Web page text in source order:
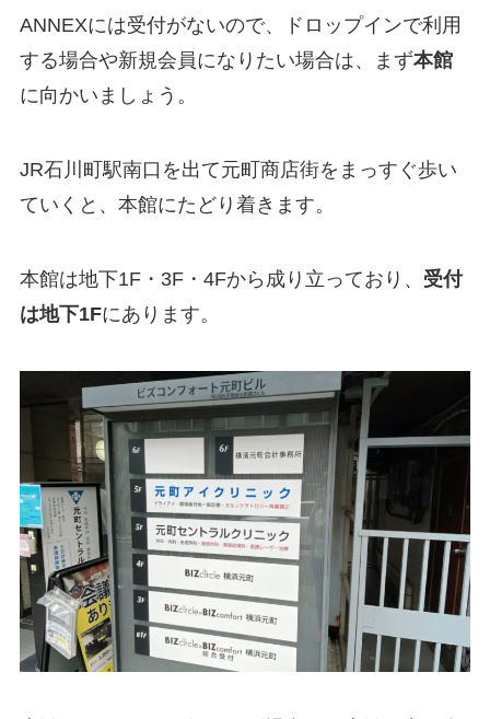
ANNEXには受付がないので、ドロップインで利用
する場合や新規会員になりたい場合は、まず本館
に向かいましょう。
JR石川町駅南口を出て元町商店街をまっすぐ歩い
ていくと、本館にたどり着きます。
本館は地下1F・3F・4Fから成り立っており、 受付
は地下1Fにあります。